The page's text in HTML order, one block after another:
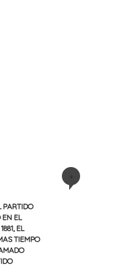
PARTIDO
EL
EL
TIEMPO